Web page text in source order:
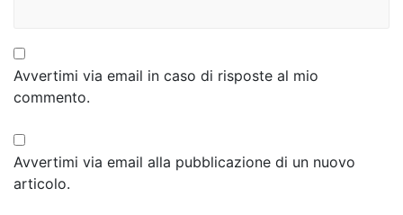
Avvertimi via email in caso di risposte al mio
commento.
Avvertimi via email alla pubblicazione di un nuovo
articolo.